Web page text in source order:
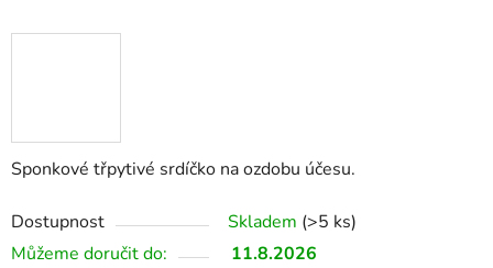
Sponkové třpytivé srdíčko na ozdobu účesu.
Dostupnost Skladem (>5 ks)
Můžeme doručit do:
11.8.2026